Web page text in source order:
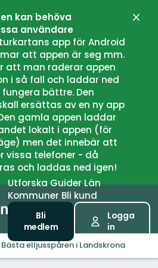
kan behöva
användare
app för Android
att appen är seg mm.
att man raderar appen
i så fall och laddar ned
bättre. Den
ersättas av en ny app
gamla appen laddar
lokalt i appen (för
men det innebär att
vissa telefoner - då
och laddas ned igen!
UtforskaGuiderLän
Kommuner Bli kund
Bli
medlem
Logga
in
Bästa elljusspåren i Landskrona